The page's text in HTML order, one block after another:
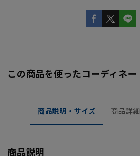
この商品を使ったコーディネー
商品説明・サイズ 商品詳細
商品説明